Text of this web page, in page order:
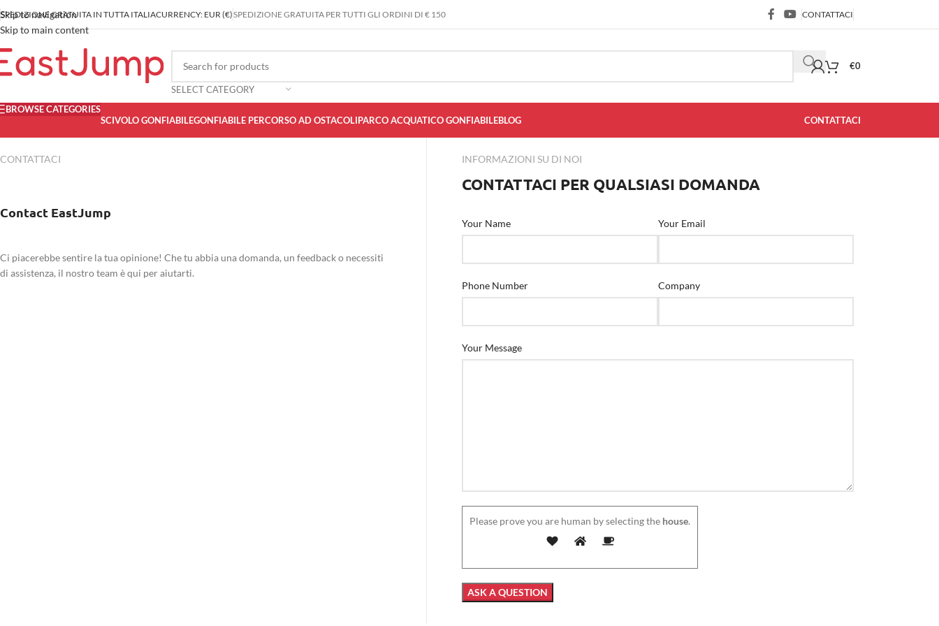
Skip to navigation
Skip to main content
SPEDIZIONE GRATUITA IN TUTTA ITALIACURRENCY: EUR (€)SPEDIZIONE GRATUITA PER TUTTI GLI ORDINI DI € 150 CONTATTACI
SELECT CATEGORY
€0
BROWSE CATEGORIES
SCIVOLO GONFIABILEGONFIABILE PERCORSO AD OSTACOLIPARCO ACQUATICO GONFIABILEBLOG CONTATTACI
CONTATTACI
Contact EastJump
Ci piacerebbe sentire la tua opinione! Che tu abbia una domanda, un feedback o necessiti
di assistenza, il nostro team è qui per aiutarti.
INFORMAZIONI SU DI NOI
CONTATTACI PER QUALSIASI DOMANDA
Your Name Your Email
Phone Number Company
Your Message
Please prove you are human by selecting the house.